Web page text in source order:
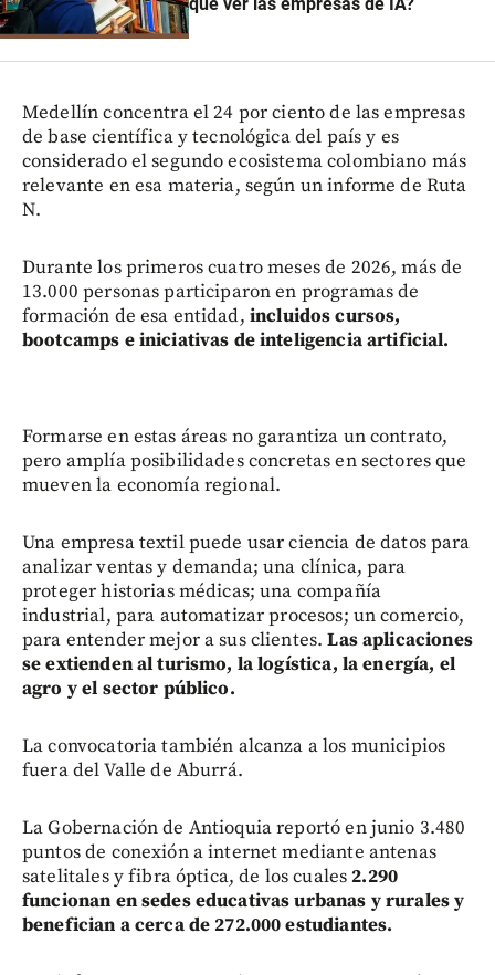
Medellín concentra el 24 por ciento de las empresas
de base científica y tecnológica del país y es
considerado el segundo ecosistema colombiano más
relevante en esa materia, según un informe de Ruta
N.
Durante los primeros cuatro meses de 2026, más de
13.000 personas participaron en programas de
formación de esa entidad, incluidos cursos,
bootcamps e iniciativas de inteligencia artificial.
Formarse en estas áreas no garantiza un contrato,
pero amplía posibilidades concretas en sectores que
mueven la economía regional.
Una empresa textil puede usar ciencia de datos para
analizar ventas y demanda; una clínica, para
proteger historias médicas; una compañía
industrial, para automatizar procesos; un comercio,
para entender mejor a sus clientes.Las aplicaciones
se extienden al turismo, la logística, la energía, el
agro y el sector público.
La convocatoria también alcanza a los municipios
fuera del Valle de Aburrá.
La Gobernación de Antioquia reportó en junio 3.480
puntos de conexión a internet mediante antenas
satelitales y fibra óptica, de los cuales2.290
funcionan en sedes educativas urbanas y rurales y
benefician a cerca de 272.000 estudiantes.